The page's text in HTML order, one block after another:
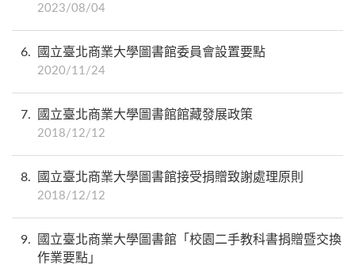
2023/08/04
6 國立臺北商業大學圖書館委員會設置要點
2020/11/24
7 國立臺北商業大學圖書館館藏發展政策
2018/12/12
8 國立臺北商業大學圖書館接受捐贈致謝處理原則
2018/12/12
9
國立臺北商業大學圖書館「校園二手教科書捐贈暨交換
作業要點」